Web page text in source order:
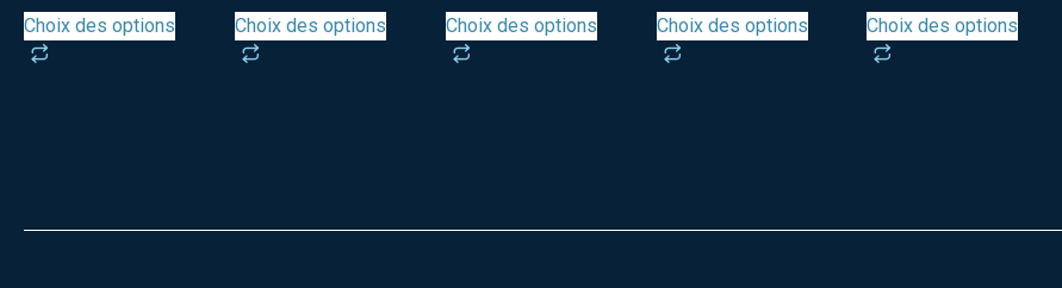
Choix des options Choix des options Choix des options Choix des options Choix des options